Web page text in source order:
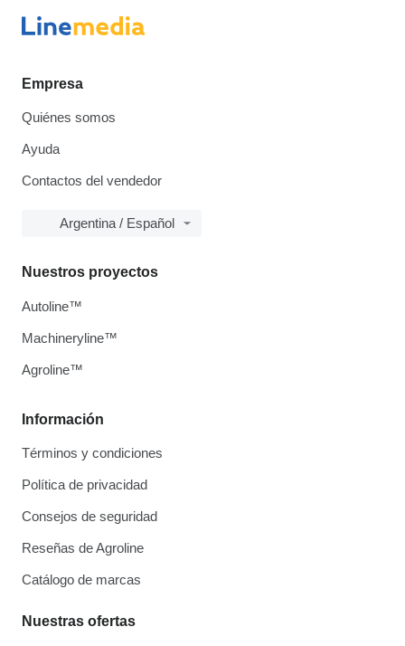
Empresa
Quiénes somos
Ayuda
Contactos del vendedor
Argentina / Español
Información
Términos y condiciones
Política de privacidad
Consejos de seguridad
Reseñas de Agroline
Catálogo de marcas
Nuestras ofertas
Nuestros proyectos
Autoline™
Machineryline™
Agroline™